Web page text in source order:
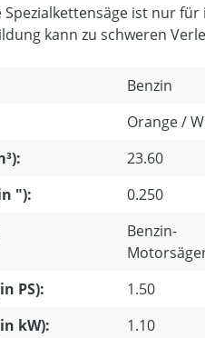
Spezialkettensäge ist nur
kann zu schweren
Benzin
Orange /
23.60
"):
0.250
Benzin-
PS):
1.50
kW):
1.10